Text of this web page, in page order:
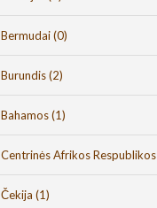
Bermudai(0)
Burundis(2)
Bahamos(1)
Centrinės Afrikos Respublikos
Čekija (1)